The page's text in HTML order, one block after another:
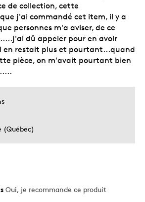
(Québec)
de collection, cette
j'ai commandé cet item, il y a
personnes m'a aviser, de ce
dû appeler pour en avoir
en restait plus et pourtant...quand
pièce, on m'avait pourtant bien
Oui, je recommande ce produit